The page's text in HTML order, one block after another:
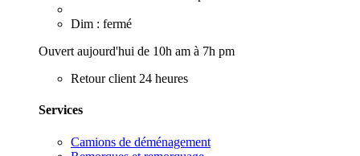
Dim : fermé
Ouvert aujourd'hui de 10h am à 7h pm
Retour client 24 heures
Services
Camions de déménagement